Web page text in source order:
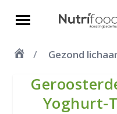
Gezond
Yoghurt-